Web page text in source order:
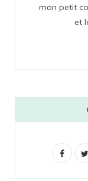
mon petit
et
F